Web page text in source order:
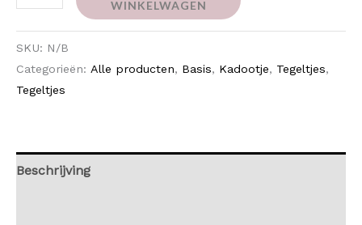
WINKELWAGEN
SKU: N/B
Categorieën: Alle producten, Basis, Kadootje, Tegeltjes,
Tegeltjes
Beschrijving